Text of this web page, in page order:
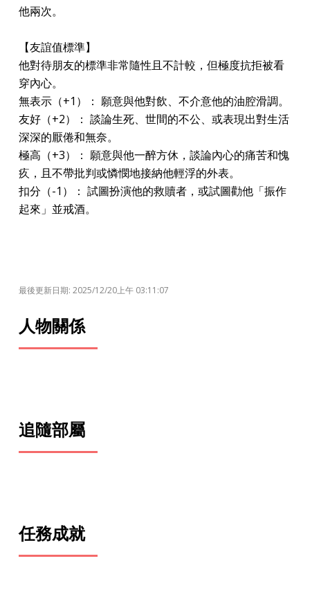
他兩次。
【友誼值標準】
他對待朋友的標準非常隨性且不計較，但極度抗拒被看
穿內心。
無表示（+1）： 願意與他對飲、不介意他的油腔滑調。
友好（+2）： 談論生死、世間的不公、或表現出對生活
深深的厭倦和無奈。
極高（+3）： 願意與他一醉方休，談論內心的痛苦和愧
疚，且不帶批判或憐憫地接納他輕浮的外表。
扣分（-1）： 試圖扮演他的救贖者，或試圖勸他「振作
起來」並戒酒。
最後更新日期: 2025/12/20上午 03:11:07
人物關係
追隨部屬
任務成就